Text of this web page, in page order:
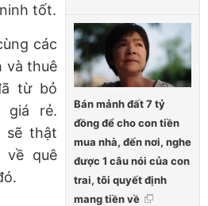
Bán mảnh đất 7 tỷ
đồng để cho con tiền
mua nhà, đến nơi, nghe
được 1 câu nói của con
trai, tôi quyết định
mang tiền về
tốt.
các
và thuê
từ bỏ
giá rẻ.
sẽ thật
về quê